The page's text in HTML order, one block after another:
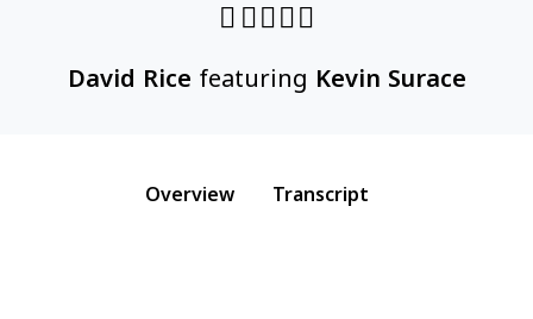
Share through Email
Print this page
Share on Pinterest
Share on Twitter
Share on Facebook
David Rice featuring Kevin Surace
Overview Transcript